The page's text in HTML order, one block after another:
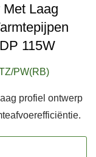
Laag
115W
PW(RB)
profiel ontwerp